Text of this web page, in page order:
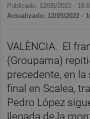
Publicado: 12/05/2022 ·
Actualizado: 12/05/2022 ·
VALÈNCIA.
El
(Groupama)
precedente, en la
final en Scalea,
Pedro López